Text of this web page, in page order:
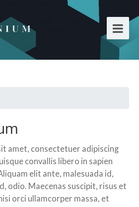
amet, consectetuer adipiscing
convallis libero in sapien
elit ante, malesuada id,
odio. Maecenas suscipit, risus et
orci ullamcorper massa, et